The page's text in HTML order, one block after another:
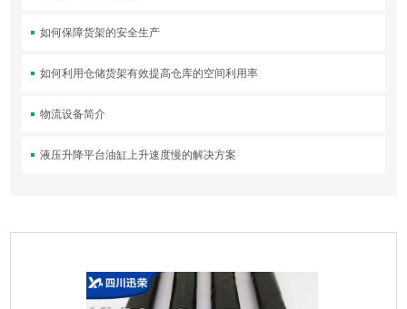
如何保障货架的安全生产
如何利用仓储货架有效提高仓库的空间利用率
物流设备简介
液压升降平台油缸上升速度慢的解决方案